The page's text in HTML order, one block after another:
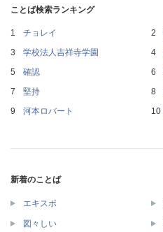
ことば検索ランキング
チョレイ
学校法人吉祥寺学園
確認
堅持
河本ロバート
新着のことば
エキスポ
図々しい